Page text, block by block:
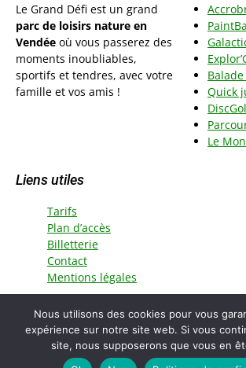
Le Grand Défi est un grand
parc de loisirs nature en
Vendée où vous passerez des
moments inoubliables,
sportifs et tendres, avec votre
famille et vos amis !
Quick
Le
Liens utiles
Tarifs
Plan d’accès
Billetterie
Contact
Mentions légales
© Copyright 2015 - 2025 - Le Grand Défi -
réservés
Nous utilisons des cookies pour vous
expérience sur notre site web. Si vous
site, nous supposerons que vous en